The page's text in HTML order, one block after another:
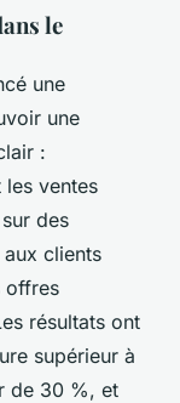
le
une
une
:
les ventes
des
aux clients
offres
résultats ont
supérieur à
de 30 %, et